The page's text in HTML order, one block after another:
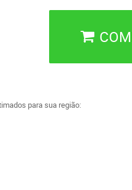
para sua região: